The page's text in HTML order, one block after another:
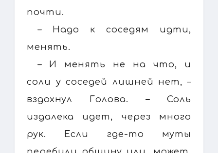
почти.
– Надо к соседям идти,
менять.
– И менять не на что, и
соли у соседей лишней нет, –
вздохнул Голова. – Соль
издалека идет, через много
рук. Если где-то муты